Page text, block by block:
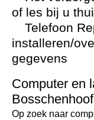
of les bij u
Telefoon
installeren/
gegevens
Computer en
Op zoek naar